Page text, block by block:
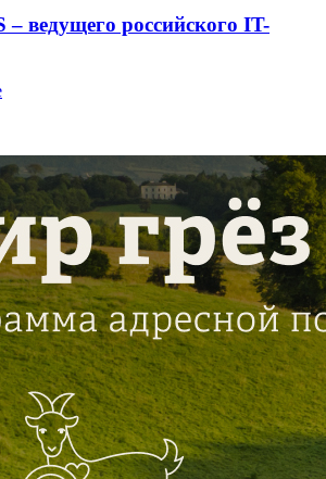
– ведущего российского IT-